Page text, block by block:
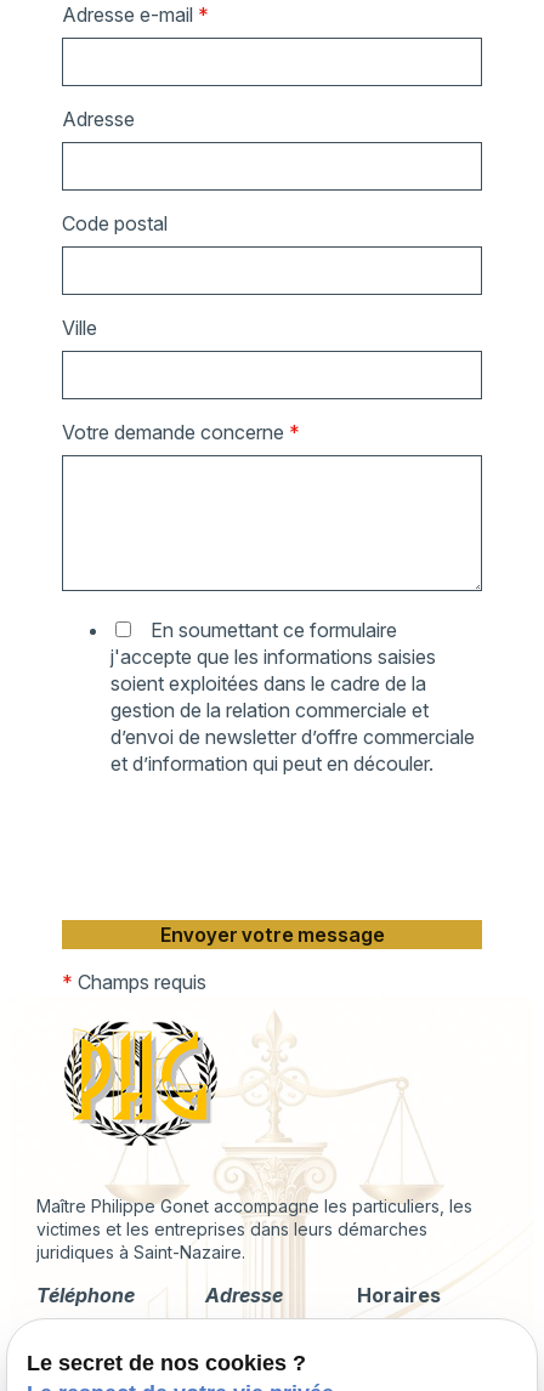
Adresse e-mail *
Adresse
Code postal
Ville
Votre demande concerne *
En soumettant ce formulaire
j'accepte que les informations saisies
soient exploitées dans le cadre de la
gestion de la relation commerciale et
d’envoi de newsletter d’offre commerciale
et d’information qui peut en découler.
* Champs requis
Maître Philippe Gonet accompagne les particuliers, les
victimes et les entreprises dans leurs démarches
juridiques à Saint-Nazaire.
Téléphone
Adresse
Corps de
Horaires
Le secret de nos cookies ?